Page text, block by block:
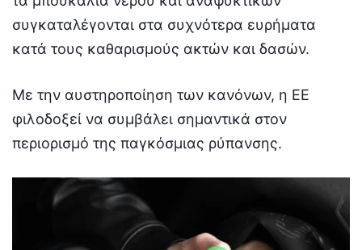
συγκαταλέγονται στα συχνότερα ευρήματα
κατά τους καθαρισμούς ακτών και δασών.
Με την αυστηροποίηση των κανόνων, η ΕΕ
φιλοδοξεί να συμβάλει σημαντικά στον
περιορισμό της παγκόσμιας ρύπανσης.